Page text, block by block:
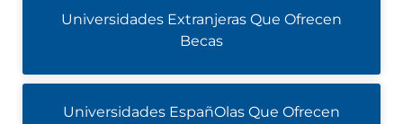
Universidades Extranjeras Que Ofrecen
Becas
Universidades EspañOlas Que Ofrecen